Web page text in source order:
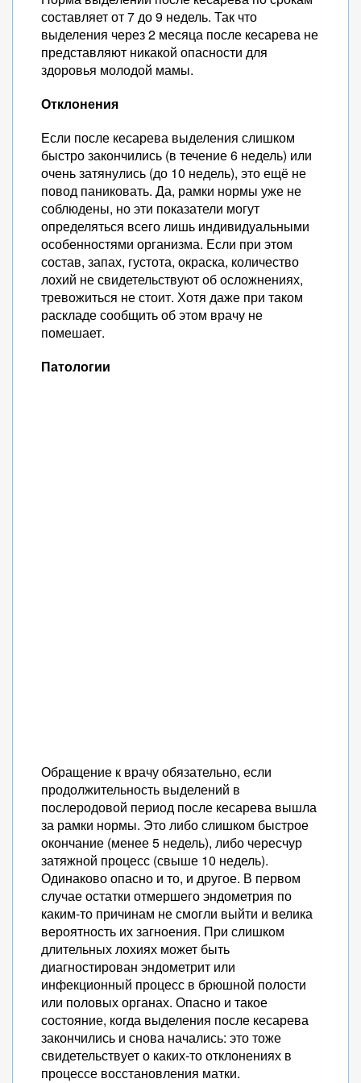
составляет от 7 до 9 недель. Так что
выделения через 2 месяца после кесарева не
представляют никакой опасности для
здоровья молодой мамы.
Отклонения
Если после кесарева выделения слишком
быстро закончились (в течение 6 недель) или
очень затянулись (до 10 недель), это ещё не
повод паниковать. Да, рамки нормы уже не
соблюдены, но эти показатели могут
определяться всего лишь индивидуальными
особенностями организма. Если при этом
состав, запах, густота, окраска, количество
лохий не свидетельствуют об осложнениях,
тревожиться не стоит. Хотя даже при таком
раскладе сообщить об этом врачу не
помешает.
Патологии
Обращение к врачу обязательно, если
продолжительность выделений в
послеродовой период после кесарева вышла
за рамки нормы. Это либо слишком быстрое
окончание (менее 5 недель), либо чересчур
затяжной процесс (свыше 10 недель).
Одинаково опасно и то, и другое. В первом
случае остатки отмершего эндометрия по
каким-то причинам не смогли выйти и велика
вероятность их загноения. При слишком
длительных лохиях может быть
диагностирован эндометрит или
инфекционный процесс в брюшной полости
или половых органах. Опасно и такое
состояние, когда выделения после кесарева
закончились и снова начались: это тоже
свидетельствует о каких-то отклонениях в
процессе восстановления матки.